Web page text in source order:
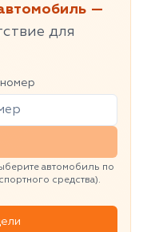
—
для
автомобиль по
средства).